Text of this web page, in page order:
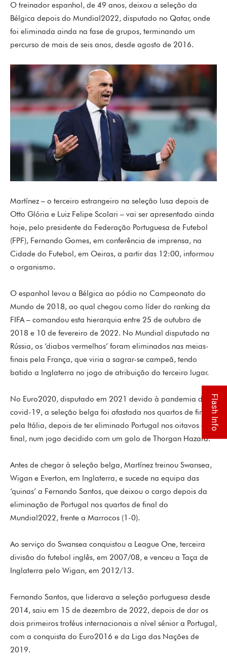
O treinador espanhol, de 49 anos, deixou a seleção da
Bélgica depois do Mundial2022, disputado no Qatar, onde
foi eliminada ainda na fase de grupos, terminando um
percurso de mais de seis anos, desde agosto de 2016.
Martínez – o terceiro estrangeiro na seleção lusa depois de
Otto Glória e Luiz Felipe Scolari – vai ser apresentado ainda
hoje, pelo presidente da Federação Portuguesa de Futebol
(FPF), Fernando Gomes, em conferência de imprensa, na
Cidade do Futebol, em Oeiras, a partir das 12:00, informou
o organismo.
O espanhol levou a Bélgica ao pódio no Campeonato do
Mundo de 2018, ao qual chegou como líder do ranking da
FIFA – comandou esta hierarquia entre 25 de outubro de
2018 e 10 de fevereiro de 2022. No Mundial disputado na
Rússia, os ‘diabos vermelhos’ foram eliminados nas meias-
finais pela França, que viria a sagrar-se campeã, tendo
batido a Inglaterra no jogo de atribuição do terceiro lugar.
No Euro2020, disputado em 2021 devido à pandemia de
covid-19, a seleção belga foi afastada nos quartos de final
pela Itália, depois de ter eliminado Portugal nos oitavos de
final, num jogo decidido com um golo de Thorgan Hazard.
Antes de chegar à seleção belga, Martínez treinou Swansea,
Wigan e Everton, em Inglaterra, e sucede na equipa das
‘quinas’ a Fernando Santos, que deixou o cargo depois da
eliminação de Portugal nos quartos de final do
Mundial2022, frente a Marrocos (1-0).
Ao serviço do Swansea conquistou a League One, terceira
divisão do futebol inglês, em 2007/08, e venceu a Taça de
Inglaterra pelo Wigan, em 2012/13.
Fernando Santos, que liderava a seleção portuguesa desde
2014, saiu em 15 de dezembro de 2022, depois de dar os
dois primeiros troféus internacionais a nível sénior a Portugal,
com a conquista do Euro2016 e da Liga das Nações de
2019.
Flash Info